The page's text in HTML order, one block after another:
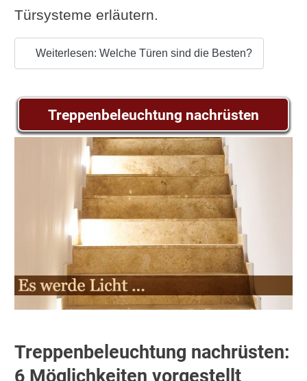
Türsysteme erläutern.
Weiterlesen: Welche Türen sind die Besten?
Treppenbeleuchtung nachrüsten
Treppenbeleuchtung nachrüsten:
6 Möglichkeiten vorgestellt